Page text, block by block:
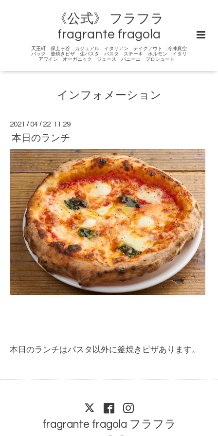
《公式》 フラフラ
fragrante fragola
天王町 保土ヶ谷 カジュアル イタリアン テイクアウト 冷凍真空
パック 釜焼きピザ 生パスタ パスタ ステーキ ホルモン イタリ
アワイン オーガニック ジュース パニーニ プロシュート
インフォメーション
2021 /04 / 22 11:29
本日のランチ
本日のランチはパスタ以外に釜焼きピザあります。
fragrante fragola フラフラ